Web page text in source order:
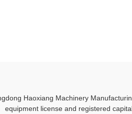
Haoxiang Machinery
equipment license and registered